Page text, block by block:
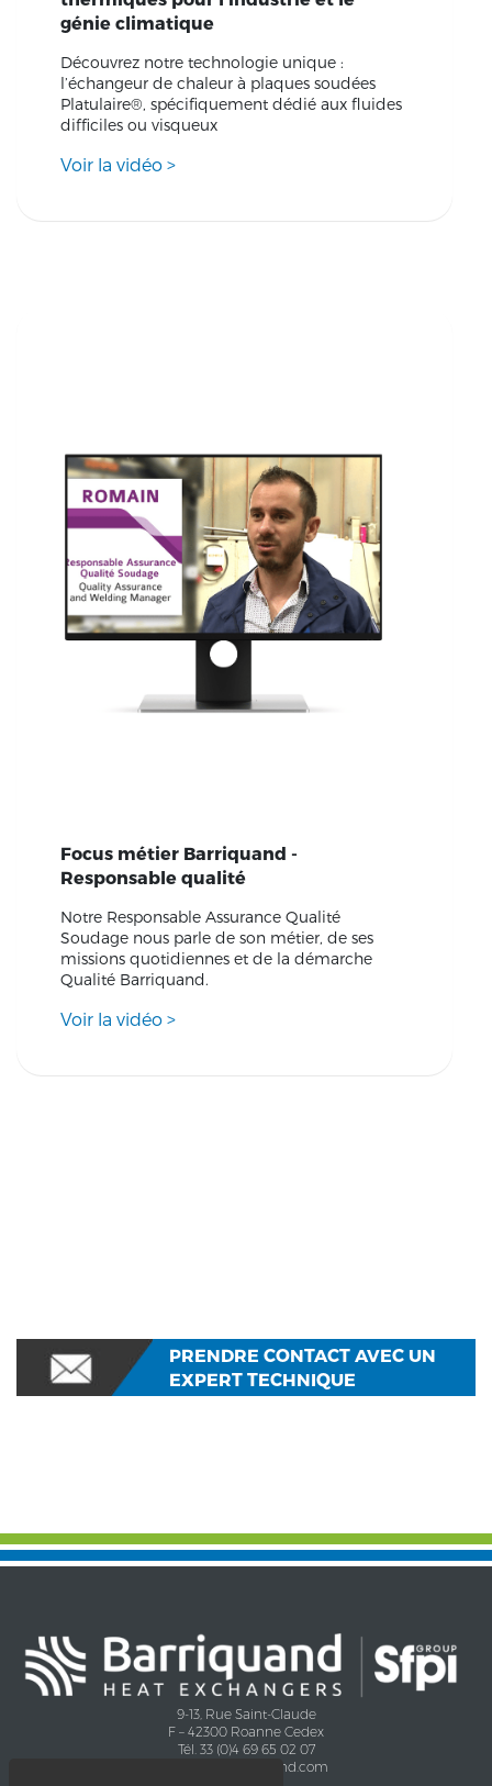
génie climatique
Découvrez notre technologie unique :
l’échangeur de chaleur à plaques soudées
Platulaire®, spécifiquement dédié aux fluides
difficiles ou visqueux
Voir la vidéo >
Focus métier Barriquand -
Responsable qualité
Notre Responsable Assurance Qualité
Soudage nous parle de son métier, de ses
missions quotidiennes et de la démarche
Qualité Barriquand.
Voir la vidéo >
PRENDRE CONTACT AVEC UN
EXPERT TECHNIQUE
9-13, Rue Saint-Claude
F – 42300 Roanne Cedex
Tél. 33 (0)4 69 65 02 07
contact@barriquand.com